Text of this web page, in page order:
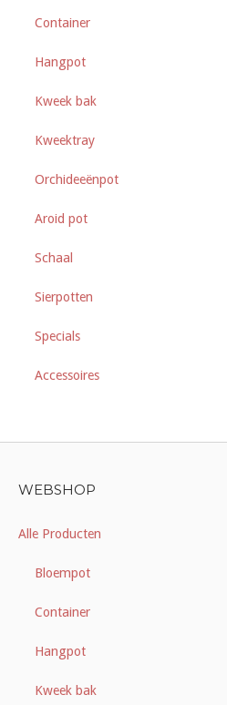
Container
Hangpot
Kweek bak
Kweektray
Orchideeënpot
Aroid pot
Schaal
Sierpotten
Specials
Accessoires
WEBSHOP
Alle Producten
Bloempot
Container
Hangpot
Kweek bak